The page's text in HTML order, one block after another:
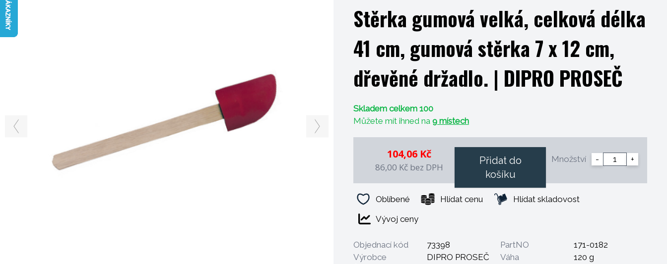
Stěrka gumová velká, celková délka
41 cm, gumová stěrka 7 x 12 cm,
dřevěné držadlo. | DIPRO PROSEČ
Skladem celkem 100
Můžete mít ihned na 9 místech
104,06 Kč
86,00 Kč bez DPH
Množství - +
Přidat do
košíku
Oblíbené Hlídat cenu
Hlídat skladovost
Vývoj ceny
Objednací kód 73398 PartNO
171-0182
Výrobce
DIPRO PROSEČ Váha
120 g